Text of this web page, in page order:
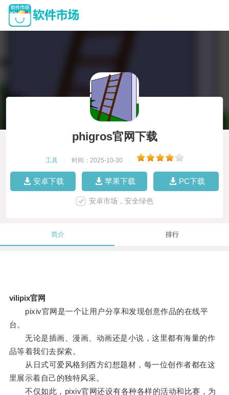
phigros官网下载
工具 时间：2025-10-30
安卓下载 苹果下载 PC下载
安卓市场，安全绿色
简介 排行
vilipix官网
pixiv官网是一个让用户分享和发现创意作品的在线平
台。
无论是插画、漫画、动画还是小说，这里都有海量的作
品等着我们去探索。
从日式可爱风格到西方幻想题材，每一位创作者都在这
里展示着自己的独特风采。
不仅如此，pixiv官网还设有各种各样的活动和比赛，为